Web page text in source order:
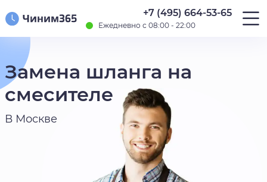
+7 (495) 664-53-65
Ежедневно с 08:00 - 22:00
Замена шланга на
смесителе
В Москве